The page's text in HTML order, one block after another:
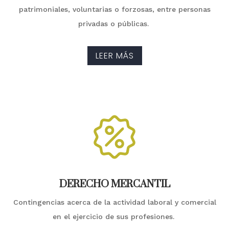
patrimoniales, voluntarias o forzosas, entre personas
privadas o públicas.
LEER MÁS
DERECHO MERCANTIL
Contingencias acerca de la actividad laboral y comercial
en el ejercicio de sus profesiones.